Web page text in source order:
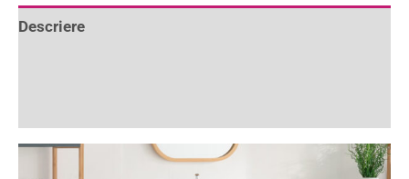
Descriere